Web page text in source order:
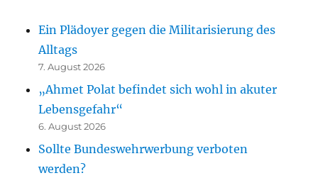
Ein Plädoyer gegen die Militarisierung des
Alltags
7. August 2026
„Ahmet Polat befindet sich wohl in akuter
Lebensgefahr“
6. August 2026
Sollte Bundeswehrwerbung verboten
werden?